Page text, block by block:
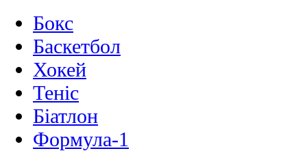
Бокс
Баскетбол
Хокей
Теніс
Біатлон
Формула-1